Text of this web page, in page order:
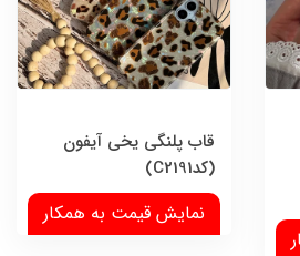
قاب پلنگی یخی آیفون
(کدC2191)
نمایش قیمت به همکار